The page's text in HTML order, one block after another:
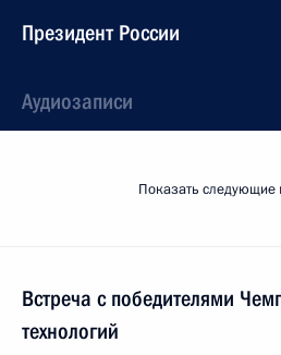
Президент России
Аудиозаписи
Показать следующие
Встреча с победителями
технологий